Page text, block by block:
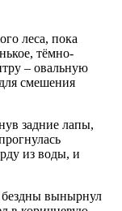
леса, пока
тёмно-
– овальную
смешения
задние лапы,
из воды, и
бездны вынырнул